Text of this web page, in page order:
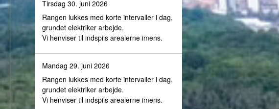
Tirsdag 30. juni 2026
Rangen lukkes med korte intervaller i dag,
grundet elektriker arbejde.
Vi henviser til indspils arealerne imens.
Mandag 29. juni 2026
Rangen lukkes med korte intervaller i dag,
grundet elektriker arbejde.
Vi henviser til indspils arealerne imens.